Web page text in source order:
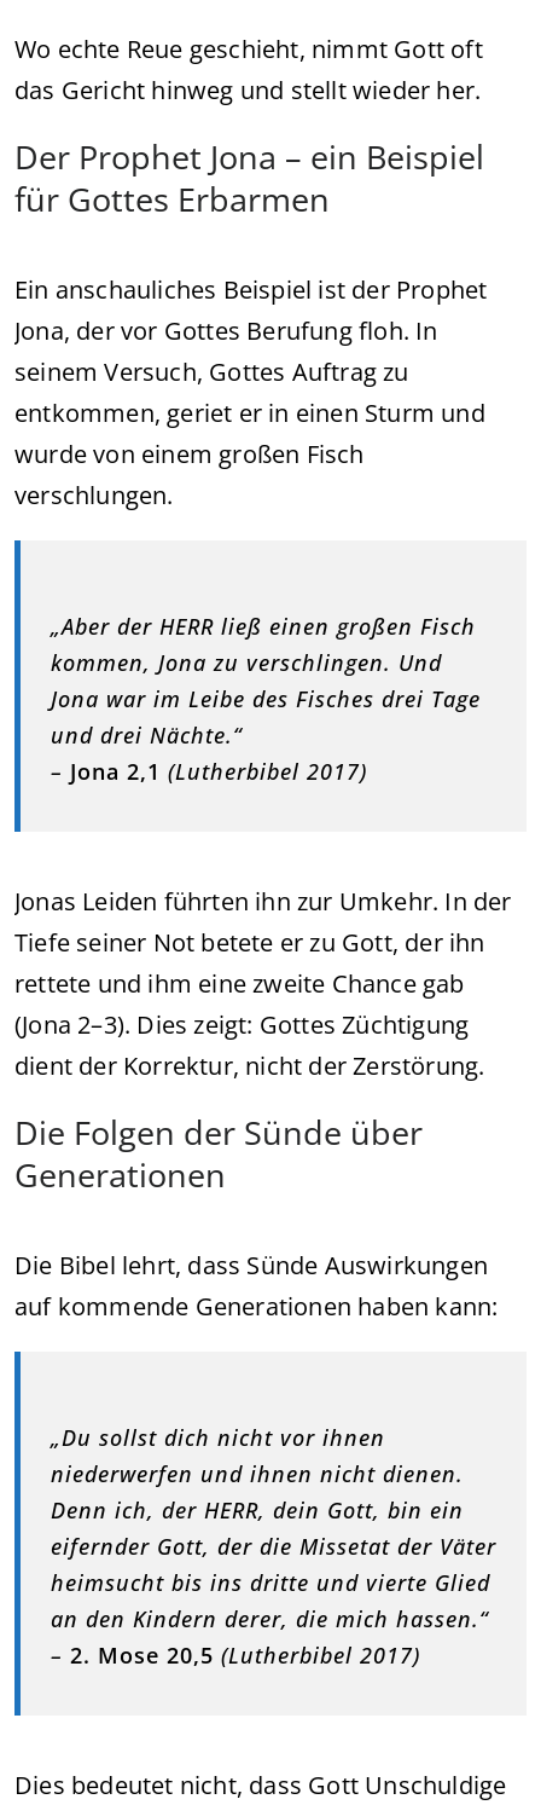
Wo echte Reue geschieht, nimmt Gott oft
das Gericht hinweg und stellt wieder her.
Der Prophet Jona – ein Beispiel
für Gottes Erbarmen
Ein anschauliches Beispiel ist der Prophet
Jona, der vor Gottes Berufung floh. In
seinem Versuch, Gottes Auftrag zu
entkommen, geriet er in einen Sturm und
wurde von einem großen Fisch
verschlungen.
„Aber der HERR ließ einen großen Fisch
kommen, Jona zu verschlingen. Und
Jona war im Leibe des Fisches drei Tage
und drei Nächte.“
– Jona 2,1 (Lutherbibel 2017)
Jonas Leiden führten ihn zur Umkehr. In der
Tiefe seiner Not betete er zu Gott, der ihn
rettete und ihm eine zweite Chance gab
(Jona 2–3). Dies zeigt: Gottes Züchtigung
dient der Korrektur, nicht der Zerstörung.
Die Folgen der Sünde über
Generationen
Die Bibel lehrt, dass Sünde Auswirkungen
auf kommende Generationen haben kann:
„Du sollst dich nicht vor ihnen
niederwerfen und ihnen nicht dienen.
Denn ich, der HERR, dein Gott, bin ein
eifernder Gott, der die Missetat der Väter
heimsucht bis ins dritte und vierte Glied
an den Kindern derer, die mich hassen.“
– 2. Mose 20,5 (Lutherbibel 2017)
Dies bedeutet nicht, dass Gott Unschuldige